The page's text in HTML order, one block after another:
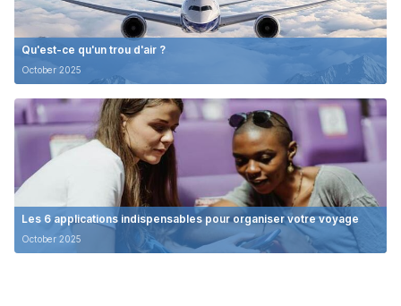
Qu'est-ce qu'un trou d'air ?
October 2025
Les 6 applications indispensables pour organiser votre voyage
October 2025